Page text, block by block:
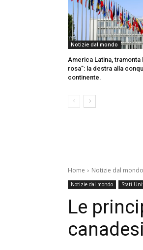
Notizie dal mondo
America Latina, tramonta
rosa”: la destra alla
continente.